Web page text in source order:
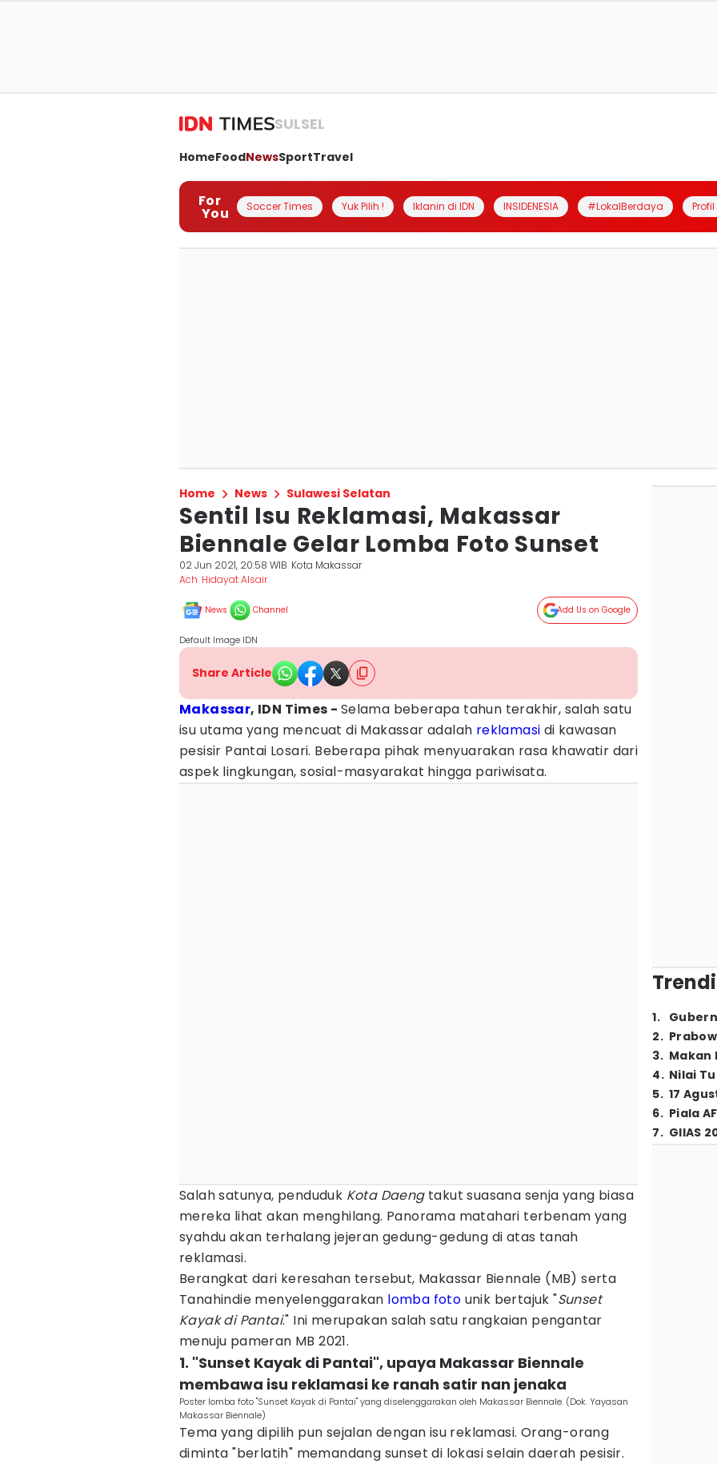
SULSEL
HomeFoodNewsSportTravel
For
You Soccer Times Yuk Pilih ! Iklanin di IDN INSIDENESIA #LokalBerdaya
Home News Sulawesi Selatan
Sentil Isu Reklamasi, Makassar
Biennale Gelar Lomba Foto Sunset
02 Jun 2021, 20:58 WIB Kota Makassar
Ach. Hidayat Alsair
News Channel Add Us on Google
Default Image IDN
Share Article
Makassar, IDN Times - Selama beberapa tahun terakhir, salah satu
isu utama yang mencuat di Makassar adalah reklamasi di kawasan
pesisir Pantai Losari. Beberapa pihak menyuarakan rasa khawatir dari
aspek lingkungan, sosial-masyarakat hingga pariwisata.
Salah satunya, penduduk Kota Daengtakut suasana senja yang biasa
mereka lihat akan menghilang. Panorama matahari terbenam yang
syahdu akan terhalang jejeran gedung-gedung di atas tanah
reklamasi.
Berangkat dari keresahan tersebut, Makassar Biennale (MB) serta
Tanahindie menyelenggarakan lomba foto unik bertajuk "Sunset
Kayak di Pantai." Ini merupakan salah satu rangkaian pengantar
menuju pameran MB 2021.
1. "Sunset Kayak di Pantai", upaya Makassar Biennale
membawa isu reklamasi ke ranah satir nan jenaka
Poster lomba foto "Sunset Kayak di Pantai" yang diselenggarakan oleh Makassar Biennale. (Dok. Yayasan
Makassar Biennale)
Tema yang dipilih pun sejalan dengan isu reklamasi. Orang-orang
diminta "berlatih" memandang sunset di lokasi selain daerah pesisir.
1.
2.
3. Makan
4. Nilai
5. 17
6. Piala
7. GIIAS